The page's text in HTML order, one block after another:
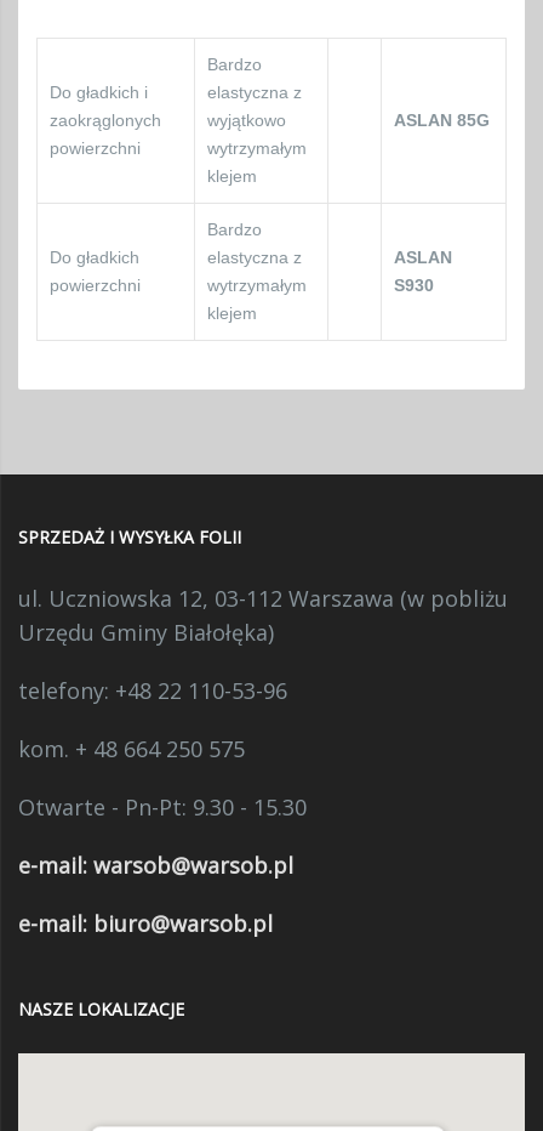
zaokrąglonych
powierzchni
elastyczna z
wyjątkowo
wytrzymałym
klejem
powierzchni
elastyczna z
wytrzymałym
klejem
S930
Urzędu Gminy Białołęka)